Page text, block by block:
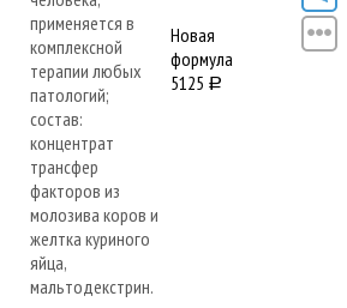
Новая
формула
5125 a